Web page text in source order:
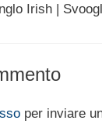
Irish |
per inviare